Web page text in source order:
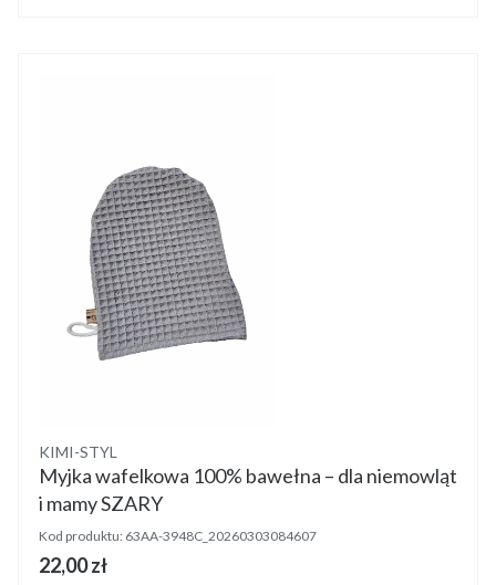
Producent
KIMI-STYL
Myjka wafelkowa 100% bawełna – dla niemowląt
i mamy SZARY
Kod produktu: 63AA-3948C_20260303084607
Cena
22,00 zł